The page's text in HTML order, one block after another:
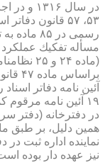
رسمی در
مسأله تفكیك عملكرد
(ماده ۲۴ و ۲۵ نظامنامه مزبور)
۱۹ آئین نامه
در دفترخانه (دفتر
نماینده اداره ثبت در
نیز عهده دار بوده